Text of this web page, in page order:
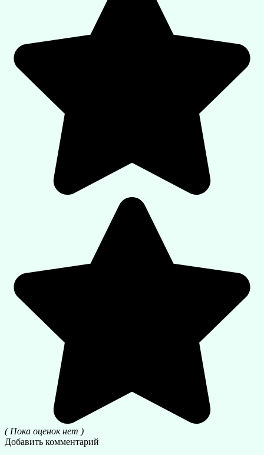
( Пока оценок нет )
Добавить комментарий